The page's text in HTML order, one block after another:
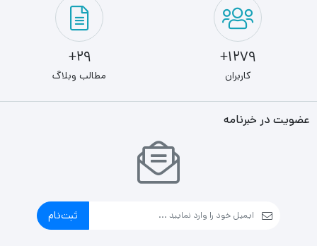
1279+
کاربران
29+
مطالب وبلاگ
عضویت در خبرنامه
ثبت‌نام